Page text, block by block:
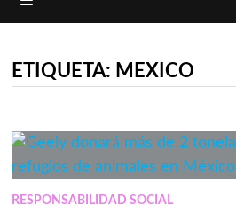
ETIQUETA: MEXICO
RESPONSABILIDAD SOCIAL